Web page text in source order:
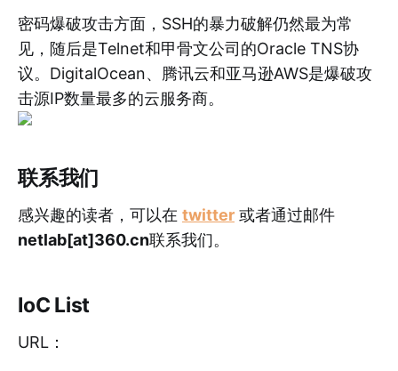
密码爆破攻击方面，SSH的暴力破解仍然最为常
见，随后是Telnet和甲骨文公司的Oracle TNS协
议。DigitalOcean、腾讯云和亚马逊AWS是爆破攻
击源IP数量最多的云服务商。
联系我们
感兴趣的读者，可以在 twitter 或者通过邮件
netlab[at]360.cn联系我们。
IoC List
URL：